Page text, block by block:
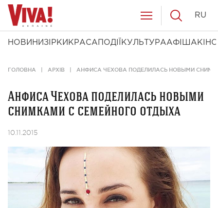
НОВИНИ ЗІРКИ КРАСА ПОДІЇ КУЛЬТУРААФІША КІНО
RU
ГОЛОВНА АРХІВ АНФИСА ЧЕХОВА ПОДЕЛИЛАСЬ НОВЫМИ
Анфиса Чехова поделилась новыми
снимками с семейного отдыха
10.11.2015